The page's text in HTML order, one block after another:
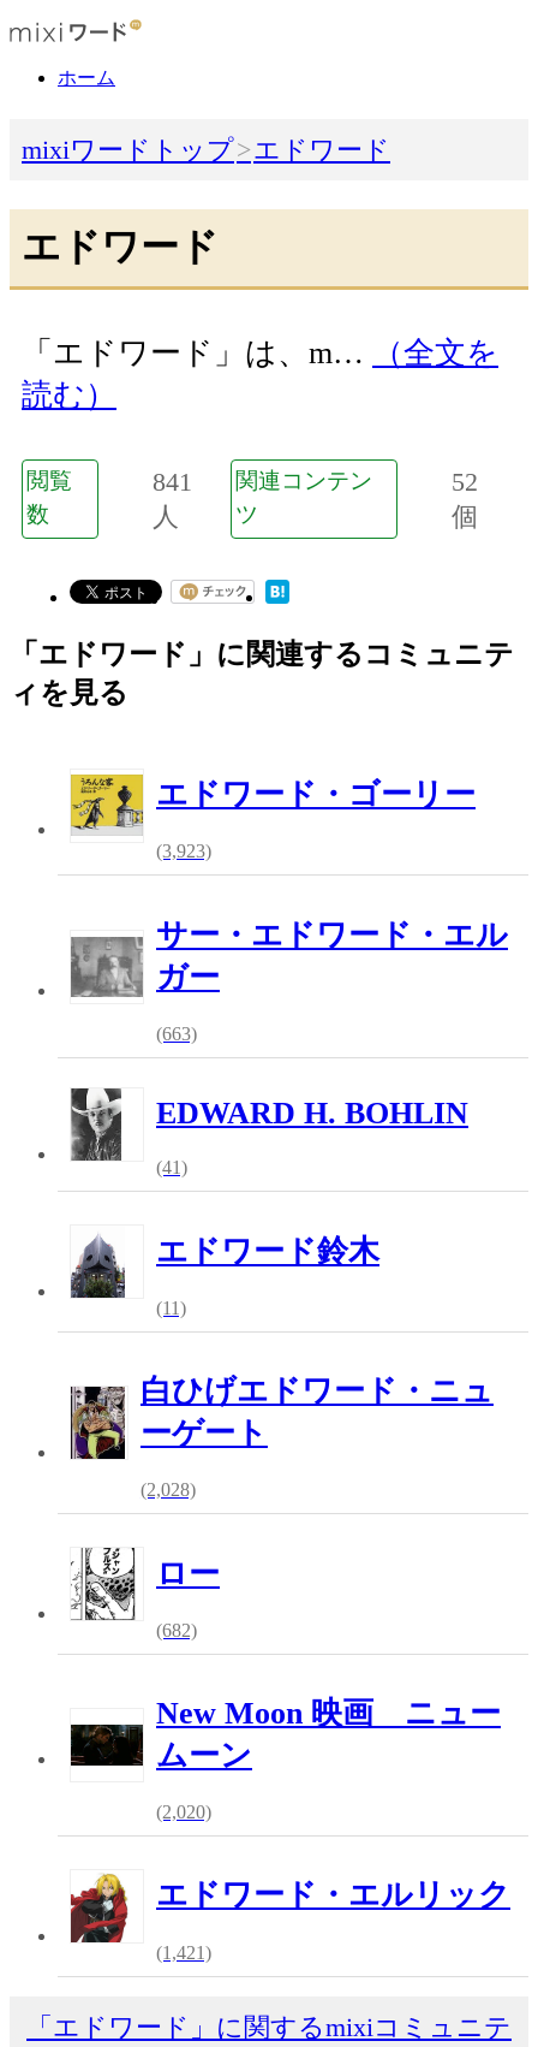
ホーム
mixiワードトップ エドワード
エドワード
「エドワード」は、m…
（全文を
読む）
閲覧
数
841
人
関連コンテン
ツ
52
個
「エドワード」に関連するコミュニテ
ィを見る
エドワード・ゴーリー
(3,923)
サー・エドワード・エル
ガー
(663)
EDWARD H. BOHLIN
(41)
エドワード鈴木
(11)
白ひげエドワード・ニュ
ーゲート
(2,028)
ロー
(682)
New Moon 映画 ニュー
ムーン
(2,020)
エドワード・エルリック
(1,421)
「エドワード」に関するmixiコミュニテ